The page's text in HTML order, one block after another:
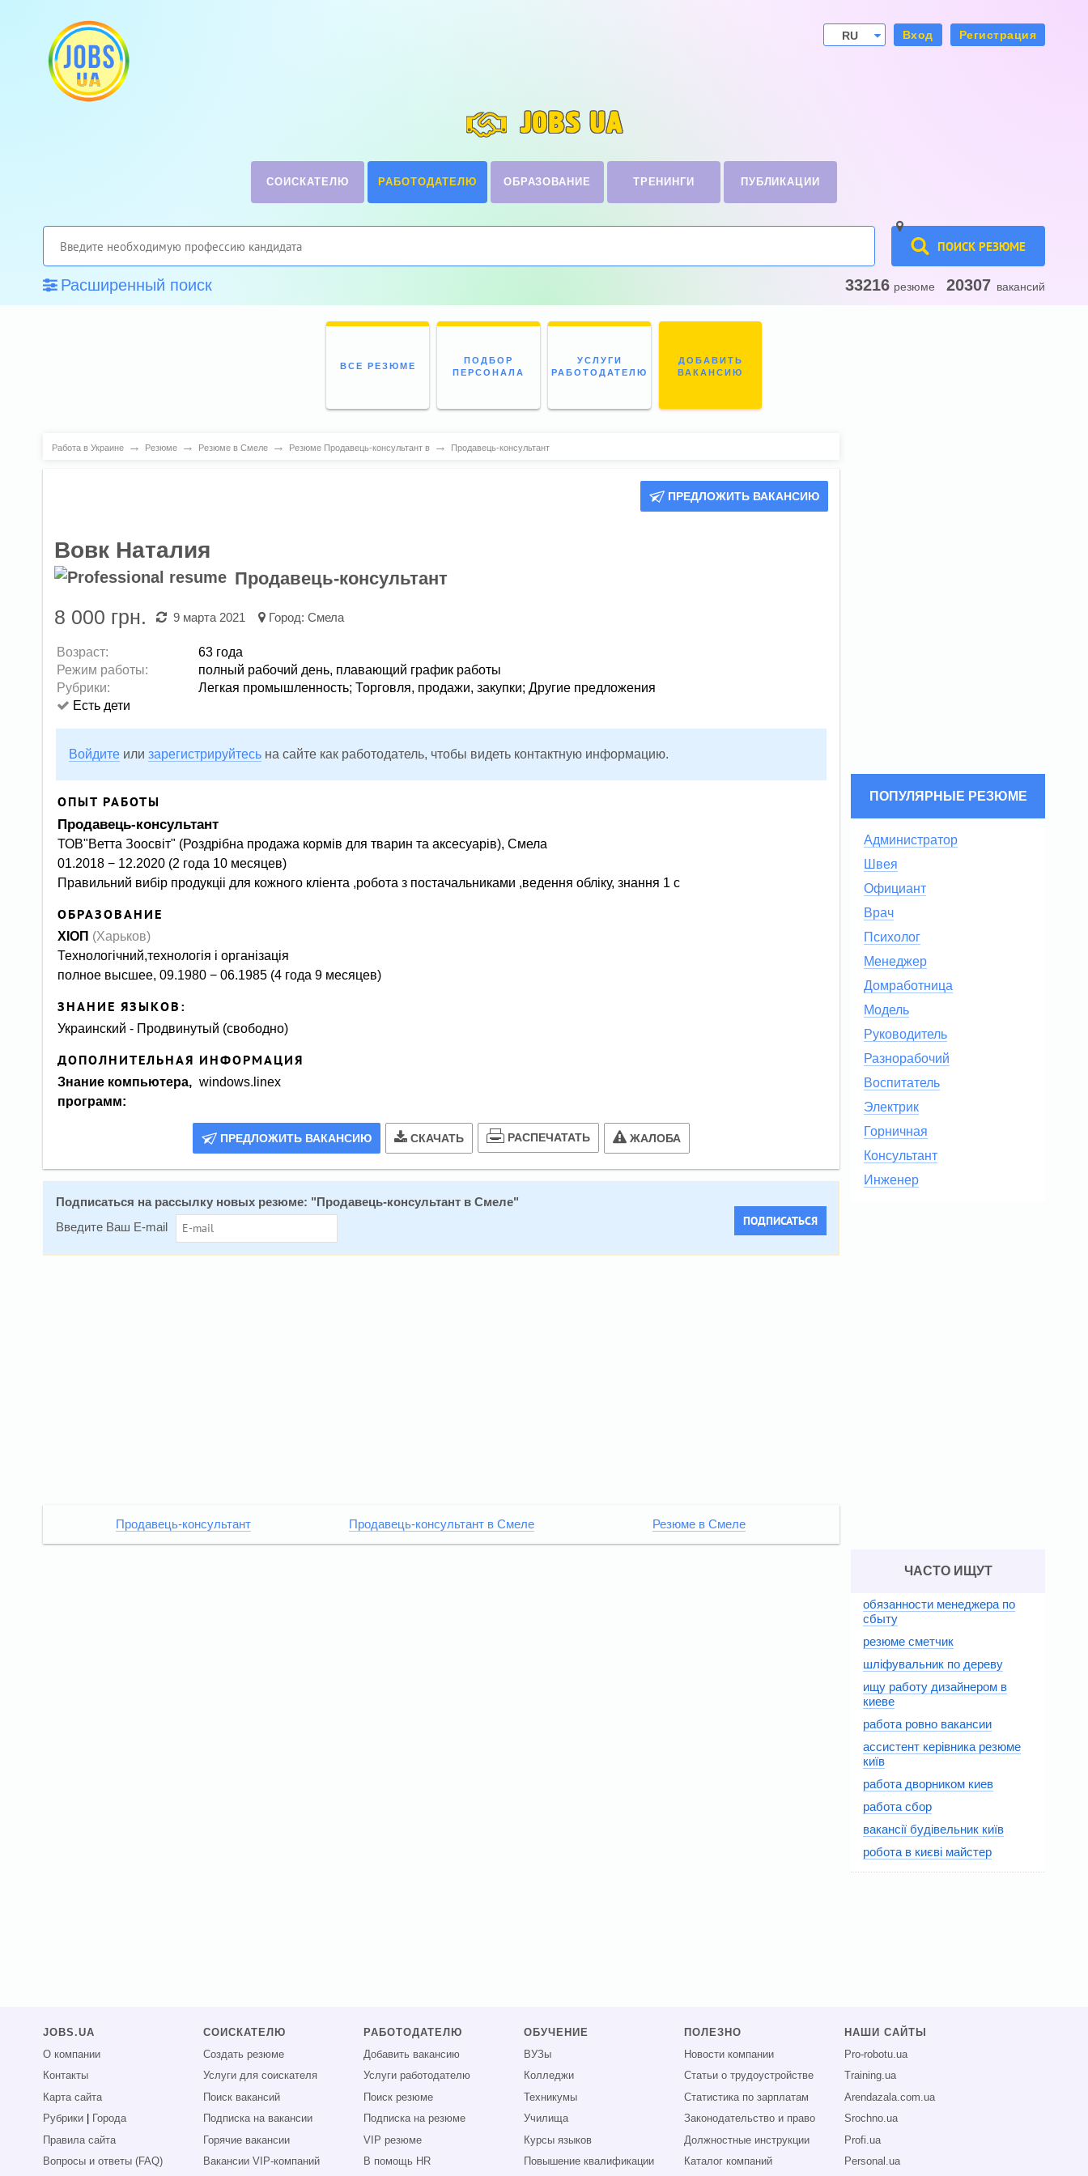
RU
Вход Регистрация
JOBS UA
СОИСКАТЕЛЮ РАБОТОДАТЕЛЮ ОБРАЗОВАНИЕ ТРЕНИНГИ ПУБЛИКАЦИИ
ПОИСК РЕЗЮМЕ
Расширенный поиск 33216 резюме 20307 вакансий
ВСЕ РЕЗЮМЕ
ПОДБОР
ПЕРСОНАЛА
УСЛУГИ
РАБОТОДАТЕЛЮ
ДОБАВИТЬ
ВАКАНСИЮ
Работа в Украине → Резюме → Резюме в Смеле → Резюме Продавець-консультант в → Продавець-консультант
ПРЕДЛОЖИТЬ ВАКАНСИЮ
Вовк Наталия
Продавець-консультант
8 000 грн. 9 марта 2021 Город: Смела
Возраст:
63 года
Режим работы:
полный рабочий день, плавающий график работы
Рубрики:
Легкая промышленность; Торговля, продажи, закупки; Другие предложения
Есть дети
Войдите или зарегистрируйтесь на сайте как работодатель, чтобы видеть контактную информацию.
ОПЫТ РАБОТЫ
продавець-консультант
ТОВ"Ветта Зоосвіт" (Роздрібна продажа кормів для тварин та аксесуарів), Смела
01.2018 − 12.2020 (2 года 10 месяцев)
правильний вибір продукціі для кожного кліента ,робота з постачальниками ,ведення обліку, знання 1 с
ОБРАЗОВАНИЕ
ХІОП (Харьков)
технологічний,технологія і організація
полное высшее, 09.1980 − 06.1985 (4 года 9 месяцев)
ЗНАНИЕ ЯЗЫКОВ:
Украинский - Продвинутый (свободно)
ДОПОЛНИТЕЛЬНАЯ ИНФОРМАЦИЯ
Знание компьютера,
программ:
windows.linex
ПРЕДЛОЖИТЬ ВАКАНСИЮ СКАЧАТЬ РАСПЕЧАТАТЬ ЖАЛОБА
Подписаться на рассылку новых резюме: "Продавець-консультант в Смеле"
Введите Ваш E-mail
ПОДПИСАТЬСЯ
Продавець-консультант Продавець-консультант в Смеле Резюме в Смеле
ПОПУЛЯРНЫЕ РЕЗЮМЕ
Администратор
Швея
Официант
Врач
Психолог
Менеджер
Домработница
Модель
Руководитель
Разнорабочий
Воспитатель
Электрик
Горничная
Консультант
Инженер
ЧАСТО ИЩУТ
обязанности менеджера по
сбыту
резюме сметчик
шліфувальник по дереву
ищу работу дизайнером в
киеве
работа ровно вакансии
ассистент керівника резюме
київ
работа дворником киев
работа сбор
вакансії будівельник київ
робота в києві майстер
JOBS.UA
О компании
Контакты
Карта сайта
Рубрики
Города
Правила сайта
Вопросы и ответы (FAQ)
СОИСКАТЕЛЮ
Создать резюме
Услуги для соискателя
Поиск вакансий
Подписка на вакансии
Горячие вакансии
Вакансии VIP-компаний
РАБОТОДАТЕЛЮ
Добавить вакансию
Услуги работодателю
Поиск резюме
Подписка на резюме
VIP резюме
В помощь HR
ОБУЧЕНИЕ
ВУЗы
Колледжи
Техникумы
Училища
Курсы языков
Повышение квалификации
ПОЛЕЗНО
Новости компании
Статьи о трудоустройстве
Статистика по зарплатам
Законодательство и право
Должностные инструкции
Каталог компаний
НАШИ САЙТЫ
Pro-robotu.ua
Training.ua
Arendazala.com.ua
Srochno.ua
Profi.ua
Personal.ua